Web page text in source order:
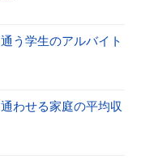
う学生のアルバイト
わせる家庭の平均収